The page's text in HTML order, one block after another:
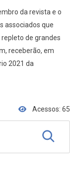
da revista e o
associados que
de grandes
receberão, em
2021 da
Acessos: 65